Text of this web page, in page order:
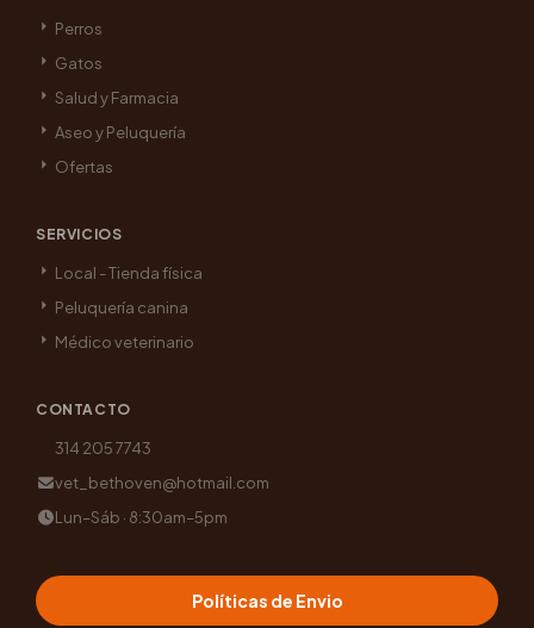
Perros
Gatos
Salud y Farmacia
Aseo y Peluquería
Ofertas
SERVICIOS
Local - Tienda física
Peluquería canina
Médico veterinario
CONTACTO
314 205 7743
vet_bethoven@hotmail.com
Lun–Sáb · 8:30am–5pm
Políticas de Envio